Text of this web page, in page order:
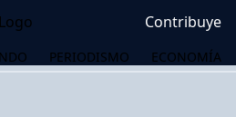
Contribuye
PERIODISMO ECONOMÍA